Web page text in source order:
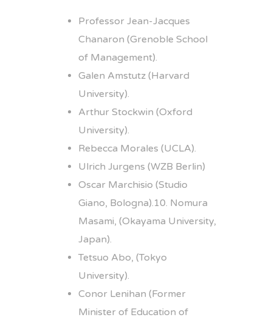
Professor Jean-Jacques
Chanaron (Grenoble School
of Management).
Galen Amstutz (Harvard
University).
Arthur Stockwin (Oxford
University).
Rebecca Morales (UCLA).
Ulrich Jurgens (WZB Berlin)
Oscar Marchisio (Studio
Giano, Bologna).10. Nomura
Masami, (Okayama University,
Japan).
Tetsuo Abo, (Tokyo
University).
Conor Lenihan (Former
Minister of Education of